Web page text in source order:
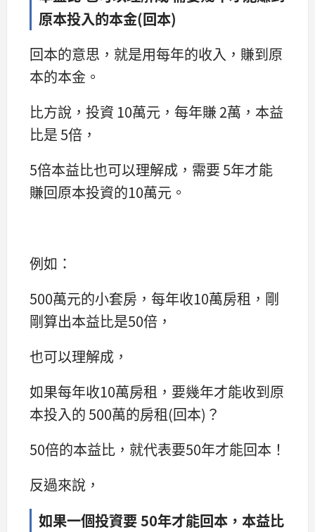
原本投入的本金(回本)
回本的意思，就是用每年的收入，賺到原
本的本金。
比方說，投資 10萬元，每年賺 2萬，本益
比是 5倍，
5倍本益比也可以理解成，需要 5年才能
賺回原本投資的10萬元。
例如：
500萬元的小套房，每年收10萬房租，剛
剛算出本益比是50倍，
也可以理解成，
如果每年收10萬房租，要幾年才能收到原
本投入的 500萬的房租(回本)？
50倍的本益比，就代表要50年才能回本！
反過來說，
如果一個投資要 50年才能回本，本益比